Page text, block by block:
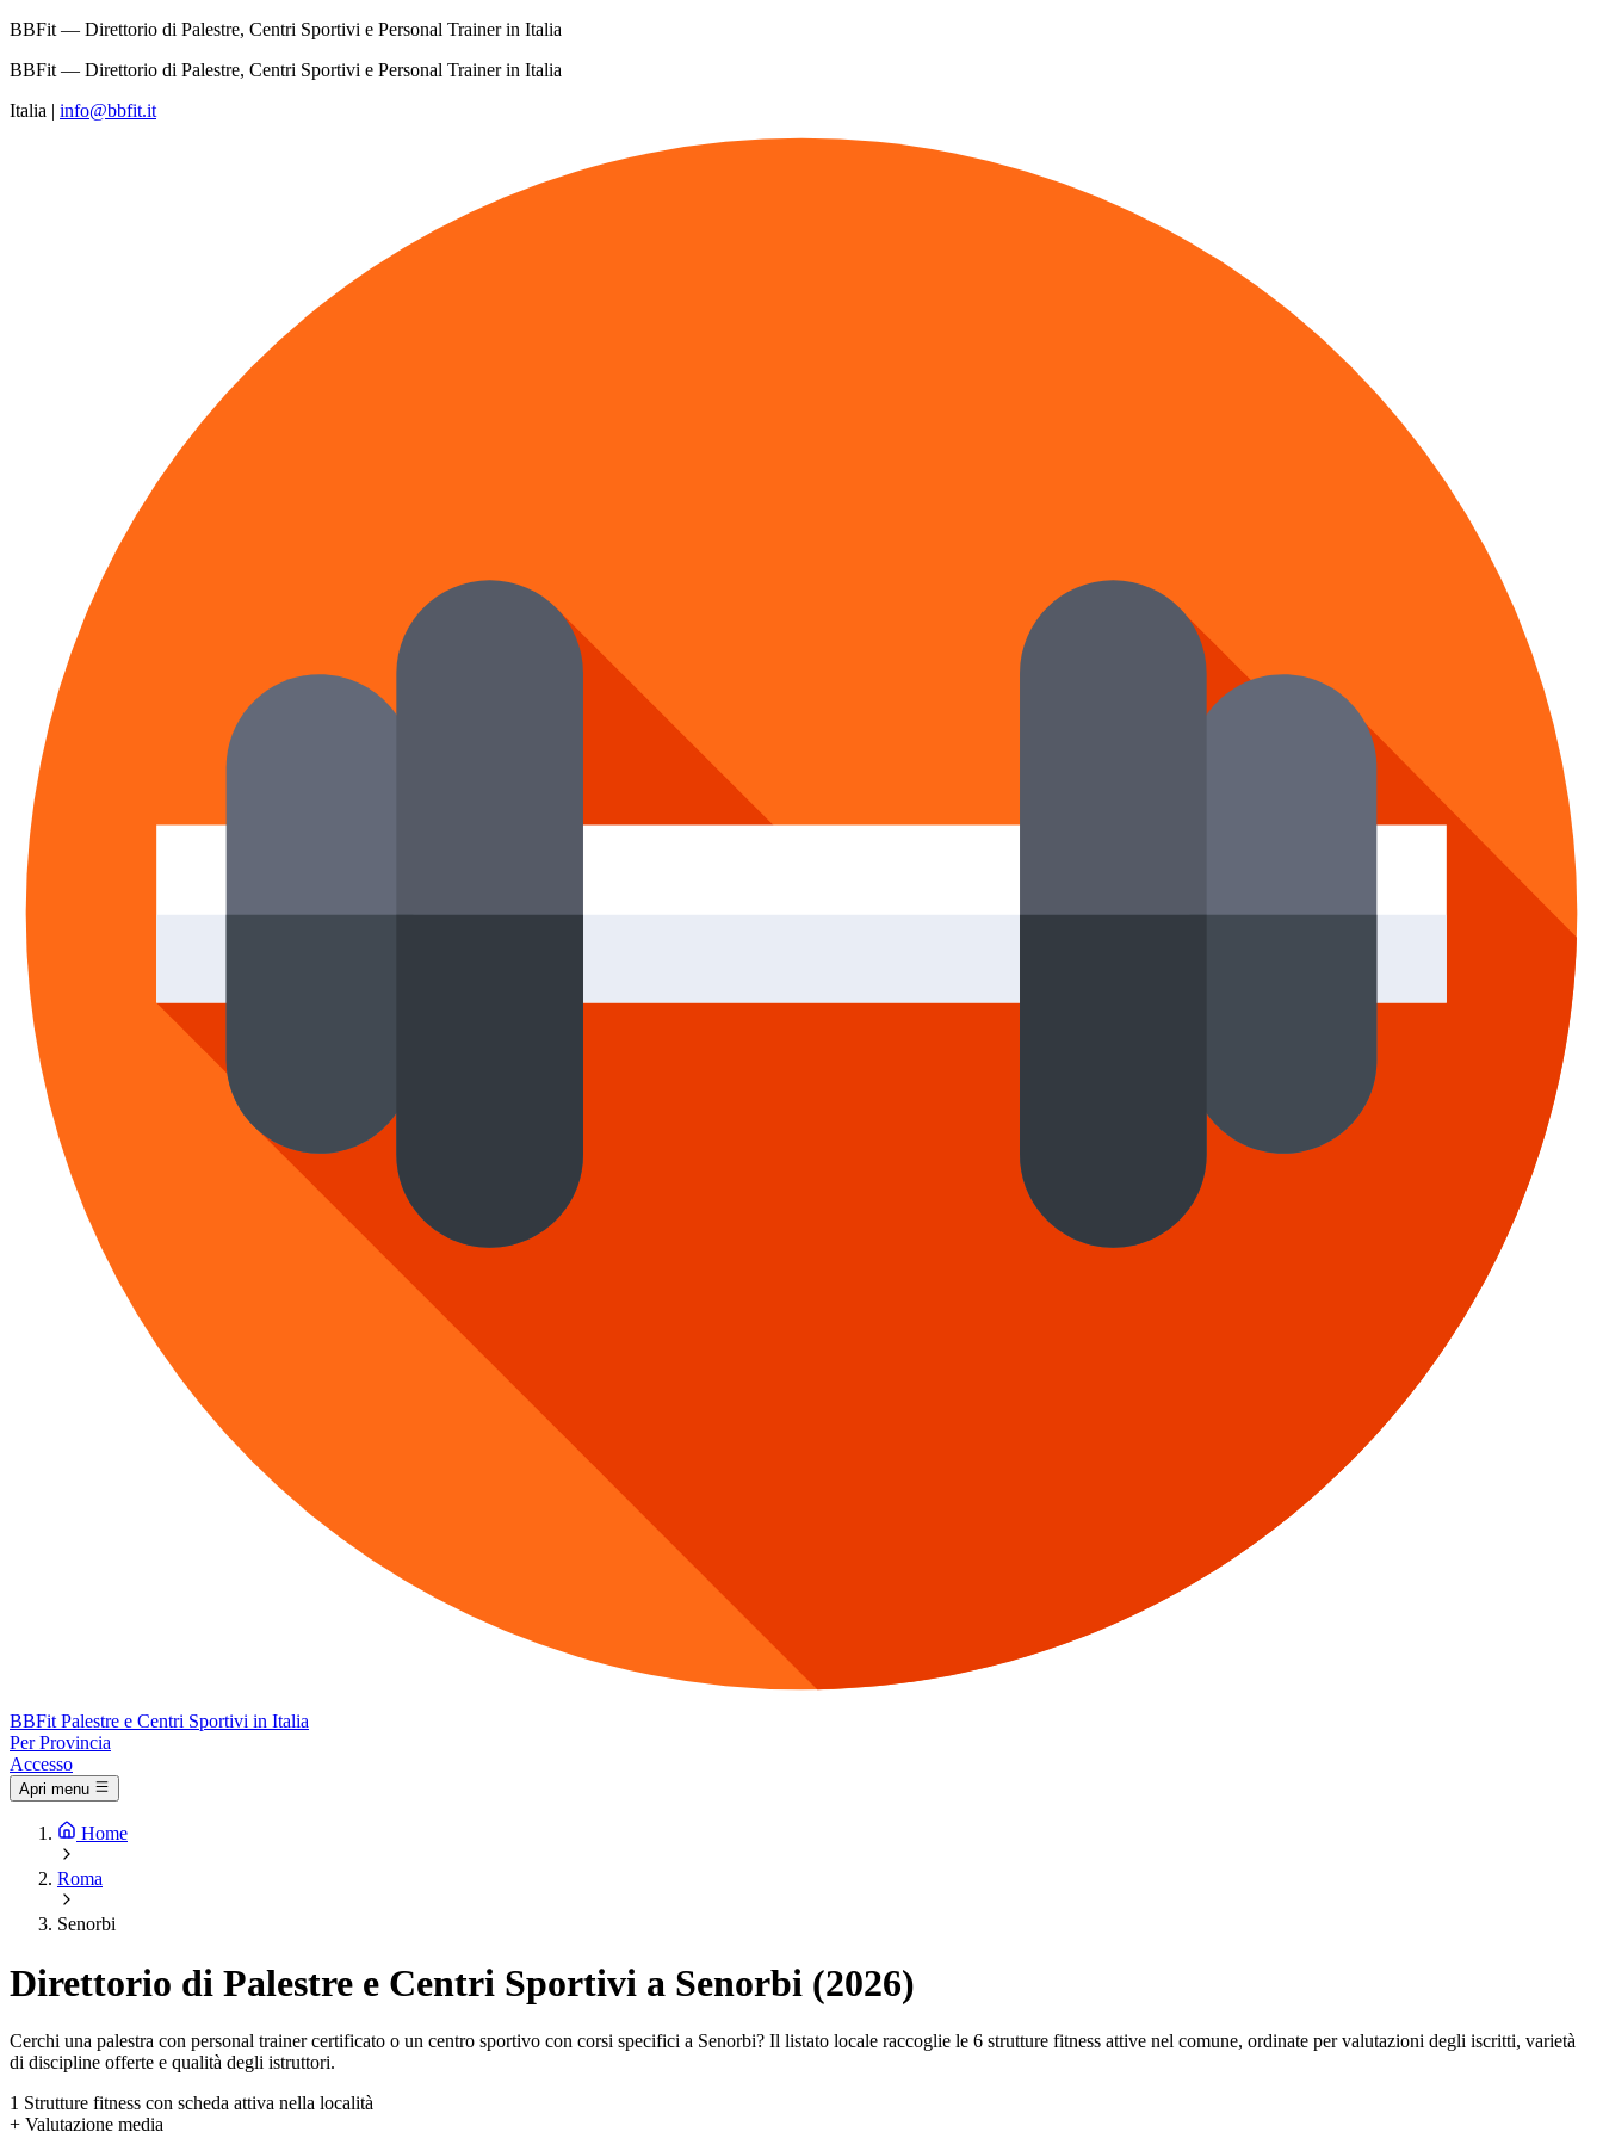
BBFit — Direttorio di Palestre, Centri Sportivi e Personal Trainer in Italia
BBFit — Direttorio di Palestre, Centri Sportivi e Personal Trainer in Italia
Italia | info@bbfit.it
BBFit Palestre e Centri Sportivi in Italia
Per Provincia
Accesso
Apri menu
Home
Roma
Senorbi
Direttorio di Palestre e Centri Sportivi a Senorbi (2026)
Cerchi una palestra con personal trainer certificato o un centro sportivo con corsi specifici a Senorbi? Il listato locale raccoglie le 6 strutture fitness attive nel comune, ordinate per valutazioni degli iscritti, varietà
di discipline offerte e qualità degli istruttori.
1 Strutture fitness con scheda attiva nella località
+ Valutazione media